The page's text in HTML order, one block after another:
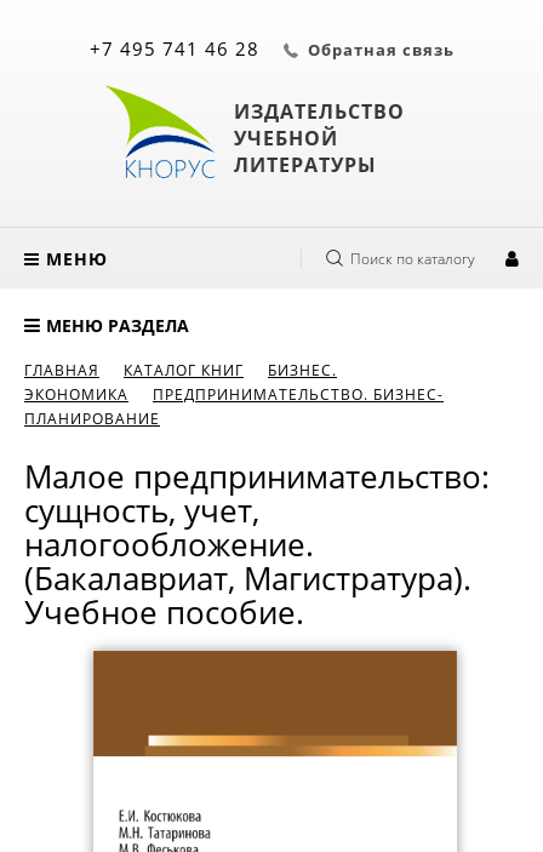
ИЗДАТЕЛЬСТВО
УЧЕБНОЙ
ЛИТЕРАТУРЫ
+7 495 741 46 28 Обратная связь
МЕНЮ Поиск по каталогу
МЕНЮ РАЗДЕЛА
ГЛАВНАЯ КАТАЛОГ КНИГ
БИЗНЕС.
ЭКОНОМИКА
ПРЕДПРИНИМАТЕЛЬСТВО. БИЗНЕС-
ПЛАНИРОВАНИЕ
Малое предпринимательство:
сущность, учет,
налогообложение.
(Бакалавриат, Магистратура).
Учебное пособие.